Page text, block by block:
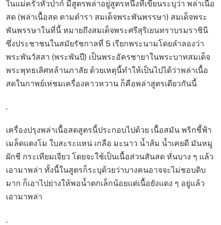
ในแม่ครัวหัวป่าก์ มีสูตรพล่าอยู่สูตรหนึ่งที่เขียนระบุว่า พล่าเนื้อ
สด (พล่าเนื้อสด ตามตำรา สมเด็จพระพันพรรษา) สมเด็จพระ
พันพรรษาในที่นี้ หมายถึงสมเด็จพระศรีสุริเยนทราบรมราชินี
ซึ่งประชาชนในสมัยรัชกาลที่ 5 เรียกพระนามโดยลำลองว่า
พระพันวัสสา (พระพันปี) เป็นพระอัครชายาในพระบาทสมเด็จ
พระพุทธเลิศหล้านภาลัย ด้วยเหตุนี้ทำให้เป็นไปได้ว่าพล่าเนื้อ
สดในกาพย์เห่ชมเครื่องคาวหวาน ก็คือพล่าสูตรเดียวกันนี้
.
เครื่องปรุงพล่าเนื้อสดสูตรนี้ประกอบไปด้วย เนื้อสมัน พริกชี้ฟ้า
เมล็ดแตงโม ใบสะระแหน่ เกลือ มะนาว น้ำส้ม น้ำเคยดี มันหมู
ผักชี กระเทียมเจียว โดยจะใช้เป็นเนื้อส่วนสันสด หั่นบาง ๆ แล้ว
เอามาพล่า ทั้งนี้ในสูตรก็ระบุด้วยว่าบางคนอาจจะไม่ชอบดิบ
มาก ก็เอาไปย่างให้พอน้ำตกเล็กน้อยแต่เนื้อยังแดง ๆ อยู่แล้ว
เอามาพล่า
.